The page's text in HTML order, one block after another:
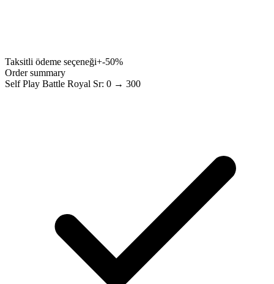
Taksitli ödeme seçeneği+-50%
Order summary
Self Play Battle Royal Sr: 0 → 300